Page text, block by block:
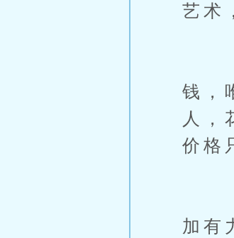
艺术
一
钱，
人，
价格
我
加有